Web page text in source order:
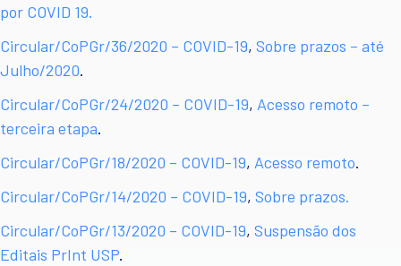
por COVID 19.
Circular/CoPGr/36/2020 – COVID-19, Sobre prazos – até
Julho/2020.
Circular/CoPGr/24/2020 – COVID-19, Acesso remoto –
terceira etapa.
Circular/CoPGr/18/2020 – COVID-19, Acesso remoto.
Circular/CoPGr/14/2020 – COVID-19, Sobre prazos.
Circular/CoPGr/13/2020 – COVID-19, Suspensão dos
Editais PrInt USP.